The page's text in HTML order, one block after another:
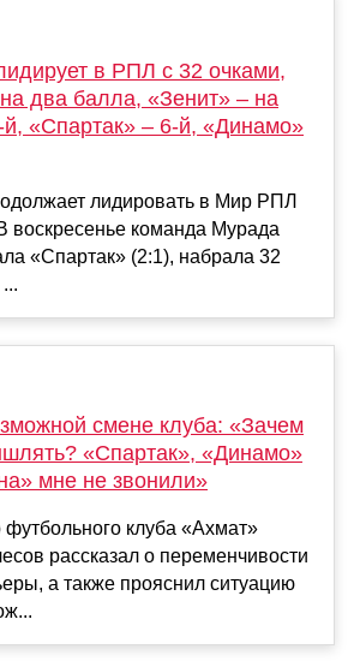
в РПЛ с 32 очками,
два балла, «Зенит» – на
й, «Спартак» – 6-й, «Динамо»
лидировать в Мир РПЛ
воскресенье команда Мурада
«Спартак» (2:1), набрала 32
смене клуба: «Зачем
«Спартак», «Динамо»
мне не звонили»
клуба «Ахмат»
рассказал о переменчивости
а также прояснил ситуацию